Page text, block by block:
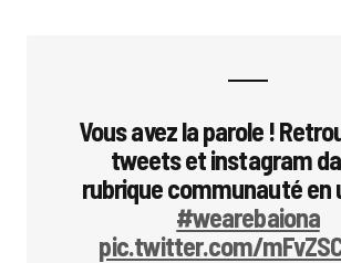
Vous avez la parole !
tweets et instagram
rubrique communauté en
#wearebaiona
pic.twitter.com/